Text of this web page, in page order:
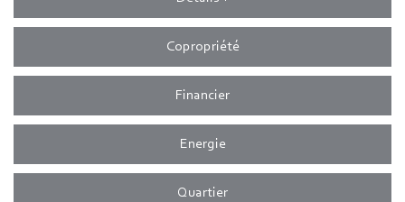
Copropriété
Financier
Energie
Quartier